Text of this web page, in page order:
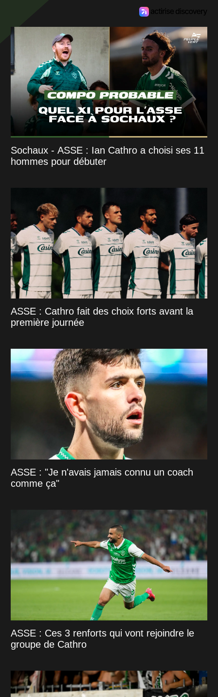
Sochaux - ASSE : Ian Cathro a choisi ses 11
hommes pour débuter
ASSE : Cathro fait des choix forts avant la
première journée
ASSE : "Je n'avais jamais connu un coach
comme ça"
ASSE : Ces 3 renforts qui vont rejoindre le
groupe de Cathro